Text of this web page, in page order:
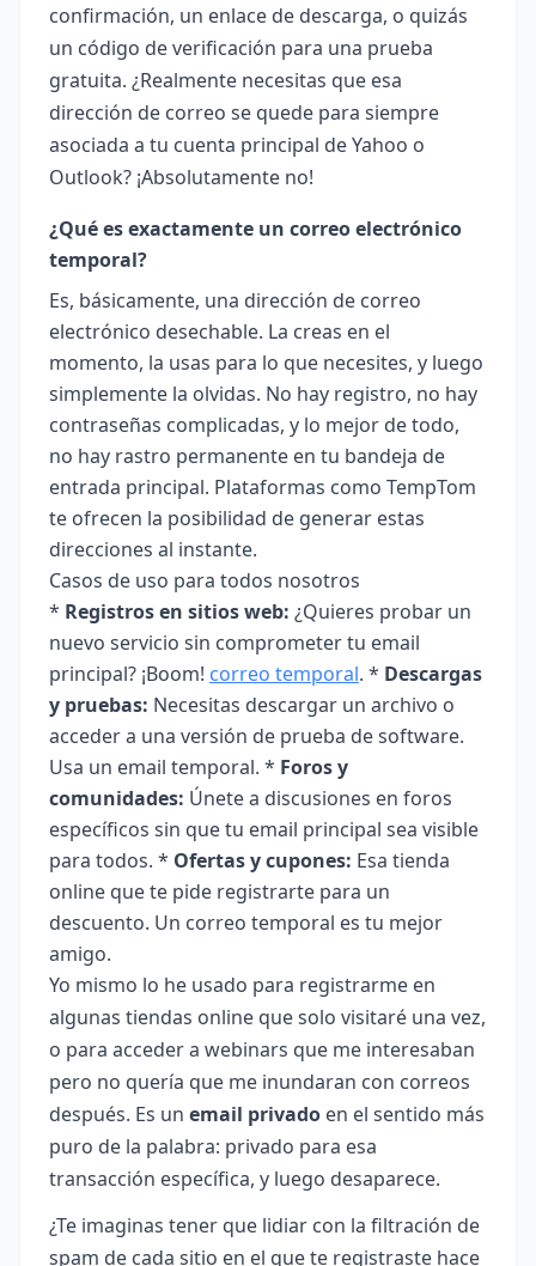
confirmación, un enlace de descarga, o quizás
un código de verificación para una prueba
gratuita. ¿Realmente necesitas que esa
dirección de correo se quede para siempre
asociada a tu cuenta principal de Yahoo o
Outlook? ¡Absolutamente no!
¿Qué es exactamente un correo electrónico
temporal?
Es, básicamente, una dirección de correo
electrónico desechable. La creas en el
momento, la usas para lo que necesites, y luego
simplemente la olvidas. No hay registro, no hay
contraseñas complicadas, y lo mejor de todo,
no hay rastro permanente en tu bandeja de
entrada principal. Plataformas como TempTom
te ofrecen la posibilidad de generar estas
direcciones al instante.
Casos de uso para todos nosotros
* Registros en sitios web: ¿Quieres probar un
nuevo servicio sin comprometer tu email
principal? ¡Boom! correo temporal. * Descargas
y pruebas: Necesitas descargar un archivo o
acceder a una versión de prueba de software.
Usa un email temporal. * Foros y
comunidades: Únete a discusiones en foros
específicos sin que tu email principal sea visible
para todos. * Ofertas y cupones: Esa tienda
online que te pide registrarte para un
descuento. Un correo temporal es tu mejor
amigo.
Yo mismo lo he usado para registrarme en
algunas tiendas online que solo visitaré una vez,
o para acceder a webinars que me interesaban
pero no quería que me inundaran con correos
después. Es un email privado en el sentido más
puro de la palabra: privado para esa
transacción específica, y luego desaparece.
¿Te imaginas tener que lidiar con la filtración de
spam de cada sitio en el que te registraste hace